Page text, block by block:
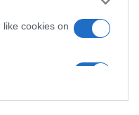
cookies on